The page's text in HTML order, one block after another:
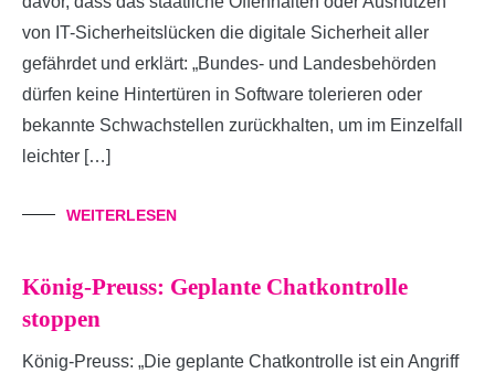
von IT-Sicherheitslücken die digitale Sicherheit aller
gefährdet und erklärt: „Bundes- und Landesbehörden
dürfen keine Hintertüren in Software tolerieren oder
bekannte Schwachstellen zurückhalten, um im Einzelfall
leichter […]
WEITERLESEN
König-Preuss: Geplante Chatkontrolle
stoppen
König-Preuss: „Die geplante Chatkontrolle ist ein Angriff